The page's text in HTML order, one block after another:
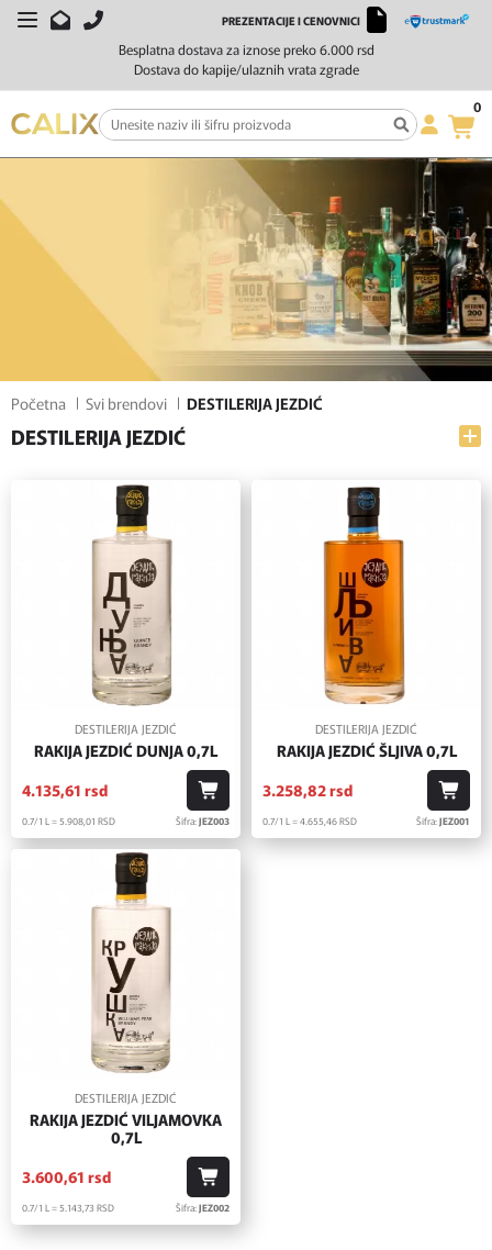
Besplatna dostava za iznose preko 6.000 rsd
Dostava do kapije/ulaznih vrata zgrade
PREZENTACIJE I CENOVNICI
0
Početna Svi brendovi DESTILERIJA JEZDIĆ
DESTILERIJA JEZDIĆ
FILTERI
SORTIRAJ
DESTILERIJA JEZDIĆ
RAKIJA JEZDIĆ DUNJA 0,7L
4.135,61 rsd
0.7/1 L = 5.908,01 RSD Šifra:JEZ003
DESTILERIJA JEZDIĆ
RAKIJA JEZDIĆ ŠLJIVA 0,7L
3.258,82rsd
0.7/1 L = 4.655,46RSD Šifra:JEZ001
DESTILERIJA JEZDIĆ
RAKIJA JEZDIĆ VILJAMOVKA
0,7L
3.600,61 rsd
0.7/1 L = 5.143,73 RSD Šifra:JEZ002